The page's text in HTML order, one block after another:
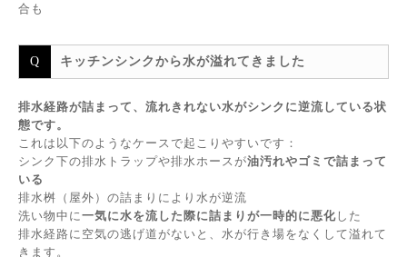
合も
キッチンシンクから水が溢れてきました
排水経路が詰まって、流れきれない水がシンクに逆流している状
態です。
これは以下のようなケースで起こりやすいです：
シンク下の排水トラップや排水ホースが油汚れやゴミで詰まって
いる
排水桝（屋外）の詰まりにより水が逆流
洗い物中に一気に水を流した際に詰まりが一時的に悪化した
排水経路に空気の逃げ道がないと、水が行き場をなくして溢れて
きます。